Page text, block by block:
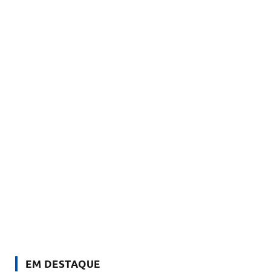
EM DESTAQUE